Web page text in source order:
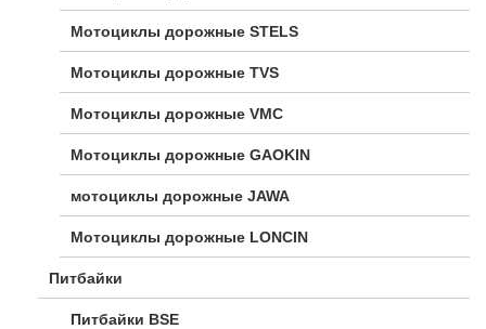
Мотоциклы дорожные STELS
Мотоциклы дорожные TVS
Мотоциклы дорожные VMC
Мотоциклы дорожные GAOKIN
мотоциклы дорожные JAWA
Мотоциклы дорожные LONCIN
Питбайки
Питбайки BSE